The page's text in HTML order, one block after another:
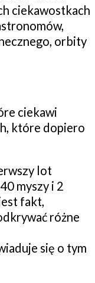
ciekawostkach
orbity
ciekawi
które dopiero
lot
myszy i 2
fakt,
różne
się o tym